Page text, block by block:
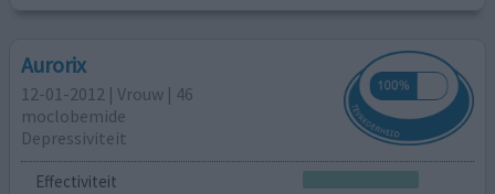
Aurorix
12-01-2012 | Vrouw | 46
moclobemide
Depressiviteit
Effectiviteit